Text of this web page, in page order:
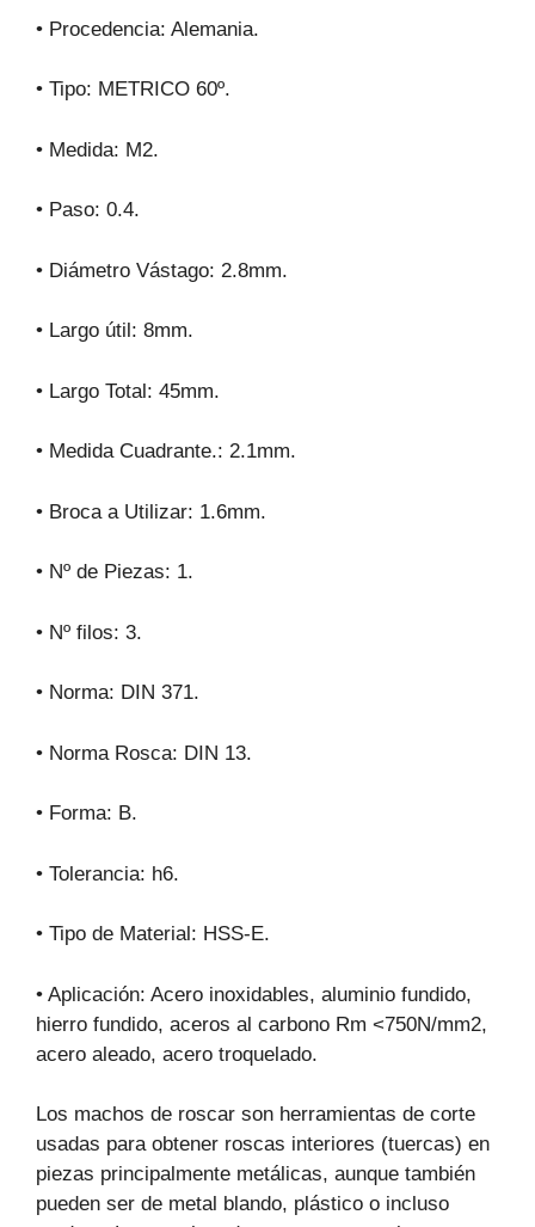
• Procedencia: Alemania.
• Tipo: METRICO 60º.
• Medida: M2.
• Paso: 0.4.
• Diámetro Vástago: 2.8mm.
• Largo útil: 8mm.
• Largo Total: 45mm.
• Medida Cuadrante.: 2.1mm.
• Broca a Utilizar: 1.6mm.
• Nº de Piezas: 1.
• Nº filos: 3.
• Norma: DIN 371.
• Norma Rosca: DIN 13.
• Forma: B.
• Tolerancia: h6.
• Tipo de Material: HSS-E.
• Aplicación: Acero inoxidables, aluminio fundido,
hierro fundido, aceros al carbono Rm <750N/mm2,
acero aleado, acero troquelado.
Los machos de roscar son herramientas de corte
usadas para obtener roscas interiores (tuercas) en
piezas principalmente metálicas, aunque también
pueden ser de metal blando, plástico o incluso